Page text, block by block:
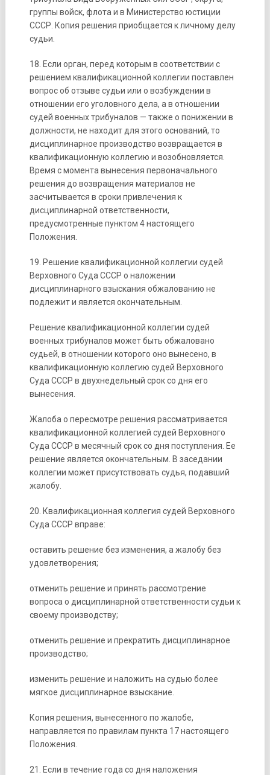
группы войск, флота и в Министерство юстиции
СССР. Копия решения приобщается к личному делу
судьи.
18. Если орган, перед которым в соответствии с
решением квалификационной коллегии поставлен
вопрос об отзыве судьи или о возбуждении в
отношении его уголовного дела, а в отношении
судей военных трибуналов — также о понижении в
должности, не находит для этого оснований, то
дисциплинарное производство возвращается в
квалификационную коллегию и возобновляется.
Время с момента вынесения первоначального
решения до возвращения материалов не
засчитывается в сроки привлечения к
дисциплинарной ответственности,
предусмотренные пунктом 4 настоящего
Положения.
19. Решение квалификационной коллегии судей
Верховного Суда СССР о наложении
дисциплинарного взыскания обжалованию не
подлежит и является окончательным.
Решение квалификационной коллегии судей
военных трибуналов может быть обжаловано
судьей, в отношении которого оно вынесено, в
квалификационную коллегию судей Верховного
Суда СССР в двухнедельный срок со дня его
вынесения.
Жалоба о пересмотре решения рассматривается
квалификационной коллегией судей Верховного
Суда СССР в месячный срок со дня поступления. Ее
решение является окончательным. В заседании
коллегии может присутствовать судья, подавший
жалобу.
20. Квалификационная коллегия судей Верховного
Суда СССР вправе:
оставить решение без изменения, а жалобу без
удовлетворения;
отменить решение и принять рассмотрение
вопроса о дисциплинарной ответственности судьи к
своему производству;
отменить решение и прекратить дисциплинарное
производство;
изменить решение и наложить на судью более
мягкое дисциплинарное взыскание.
Копия решения, вынесенного по жалобе,
направляется по правилам пункта 17 настоящего
Положения.
21. Если в течение года со дня наложения